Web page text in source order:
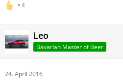
4
Leo
Bavarian Master of Beer
24. April 2016